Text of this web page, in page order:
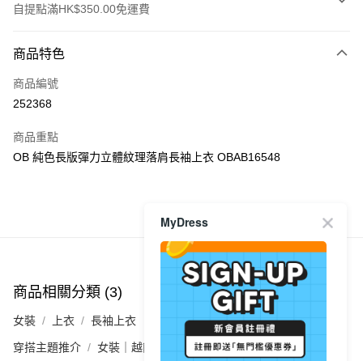
自提點滿HK$350.00免運費
信用卡
Apple Pay
PayMe
每筆HK$40.00，滿HK$350.00或以上免運費
付款後順豐站及營業點
每筆HK$40.00，滿HK$350.00或以上免運費
付款後順豐合作便利店
商品特色
商品編號
252368
商品重點
OB 純色長版彈力立體紋理落肩長袖上衣 OBAB16548
商品推薦
商品相關分類 (3)
女裝 上衣 長袖上衣
穿搭主題推介 女裝｜越簡單越型 都會系穿搭
MyDress